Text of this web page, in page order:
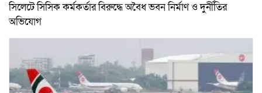
সিলেটে সিসিক কর্মকর্তার বিরুদ্ধে অবৈধ ভবন নির্মাণ ও দুর্নীতির
অভিযোগ